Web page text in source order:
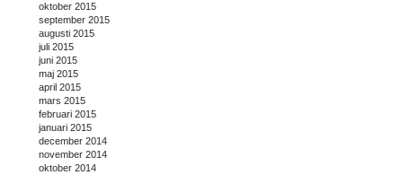
oktober 2015
september 2015
augusti 2015
juli 2015
juni 2015
maj 2015
april 2015
mars 2015
februari 2015
januari 2015
december 2014
november 2014
oktober 2014